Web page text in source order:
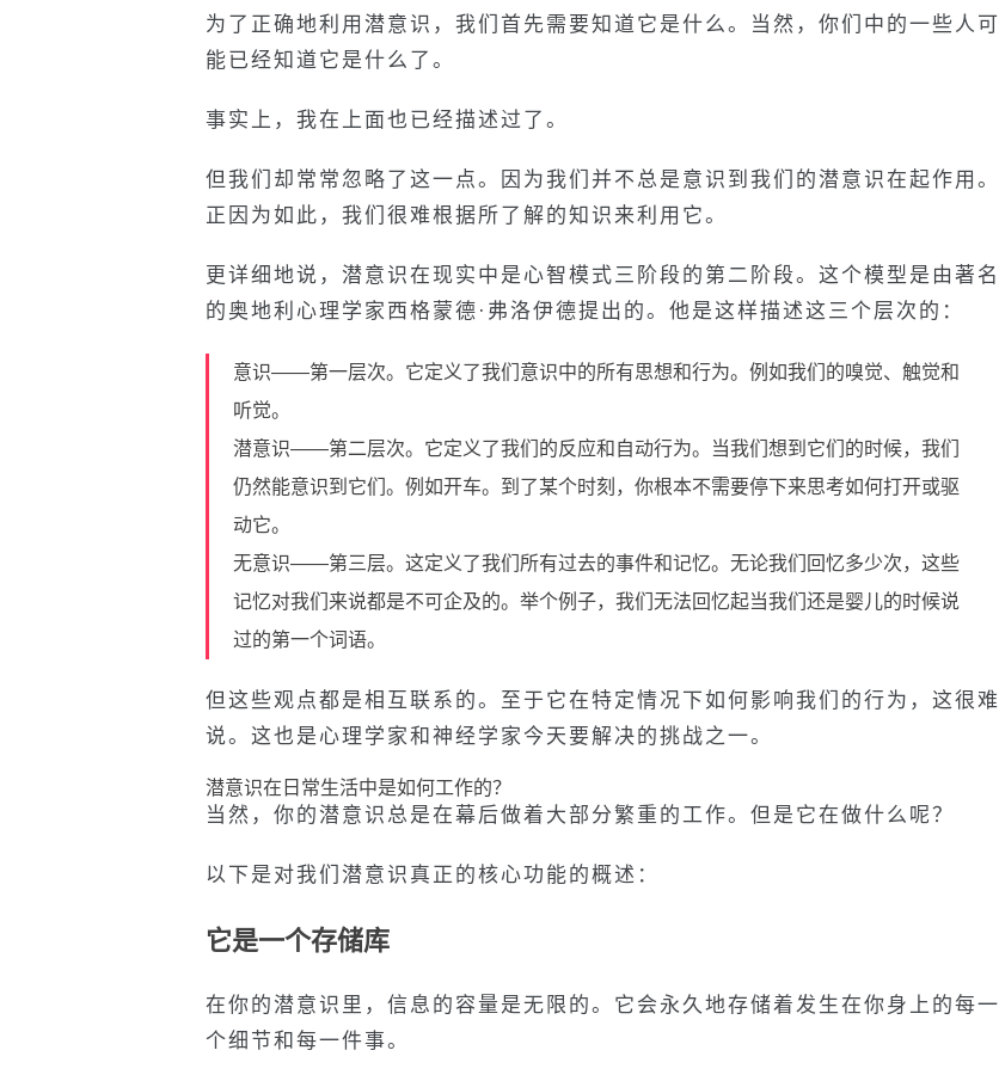
为了正确地利用潜意识，我们首先需要知道它是什么。当然，你们中的一些人可
能已经知道它是什么了。
事实上，我在上面也已经描述过了。
但我们却常常忽略了这一点。因为我们并不总是意识到我们的潜意识在起作用。
正因为如此，我们很难根据所了解的知识来利用它。
更详细地说，潜意识在现实中是心智模式三阶段的第二阶段。这个模型是由著名
的奥地利心理学家西格蒙德·弗洛伊德提出的。他是这样描述这三个层次的：
意识——第一层次。它定义了我们意识中的所有思想和行为。例如我们的嗅觉、触觉和
听觉。
潜意识——第二层次。它定义了我们的反应和自动行为。当我们想到它们的时候，我们
仍然能意识到它们。例如开车。到了某个时刻，你根本不需要停下来思考如何打开或驱
动它。
无意识——第三层。这定义了我们所有过去的事件和记忆。无论我们回忆多少次，这些
记忆对我们来说都是不可企及的。举个例子，我们无法回忆起当我们还是婴儿的时候说
过的第一个词语。
但这些观点都是相互联系的。至于它在特定情况下如何影响我们的行为，这很难
说。这也是心理学家和神经学家今天要解决的挑战之一。
潜意识在日常生活中是如何工作的？
当然，你的潜意识总是在幕后做着大部分繁重的工作。但是它在做什么呢？
以下是对我们潜意识真正的核心功能的概述：
它是一个存储库
在你的潜意识里，信息的容量是无限的。它会永久地存储着发生在你身上的每一
个细节和每一件事。